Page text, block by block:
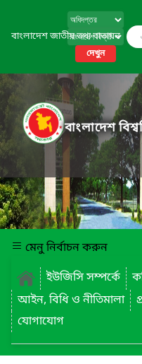
বাংলাদেশ জাতীয় তথ্য বাতায়ন
দেখুন
বাংলাদেশ
মেনু নির্বাচন করুন
ইউজিসি সম্পর্কে
আইন, বিধি ও নীতিমালা
যোগাযোগ